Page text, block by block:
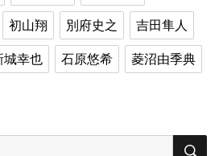
初山翔 別府史之 吉田隼人
城幸也 石原悠希 菱沼由季典
検